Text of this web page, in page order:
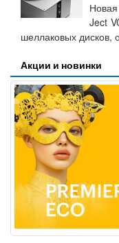
Ject
шеллаковых дисков,
Акции и новинки